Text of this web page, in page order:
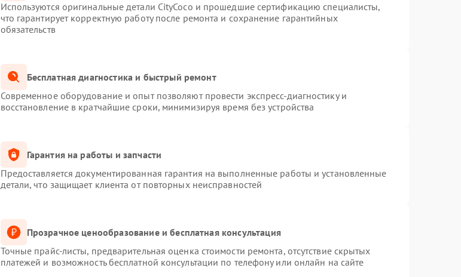
Используются оригинальные детали CityCoco и прошедшие сертификацию специалисты,
что гарантирует корректную работу после ремонта и сохранение гарантийных
обязательств
Бесплатная диагностика и быстрый ремонт
Современное оборудование и опыт позволяют провести экспресс-диагностику и
восстановление в кратчайшие сроки, минимизируя время без устройства
Гарантия на работы и запчасти
Предоставляется документированная гарантия на выполненные работы и установленные
детали, что защищает клиента от повторных неисправностей
Прозрачное ценообразование и бесплатная консультация
Точные прайс-листы, предварительная оценка стоимости ремонта, отсутствие скрытых
платежей и возможность бесплатной консультации по телефону или онлайн на сайте